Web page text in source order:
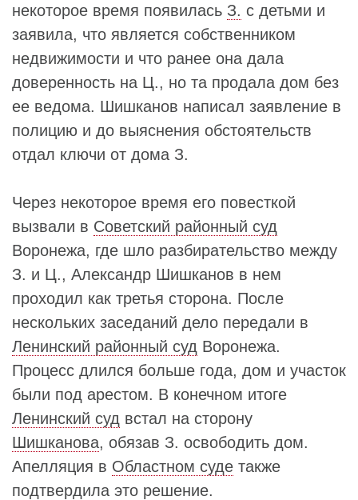
некоторое время появилась З. с детьми и
заявила, что является собственником
недвижимости и что ранее она дала
доверенность на Ц., но та продала дом без
ее ведома. Шишканов написал заявление в
полицию и до выяснения обстоятельств
отдал ключи от дома З.
Через некоторое время его повесткой
вызвали в Советский районный суд
Воронежа, где шло разбирательство между
З. и Ц., Александр Шишканов в нем
проходил как третья сторона. После
нескольких заседаний дело передали в
Ленинский районный суд Воронежа.
Процесс длился больше года, дом и участок
были под арестом. В конечном итоге
Ленинский суд встал на сторону
Шишканова, обязав З. освободить дом.
Апелляция в Областном суде также
подтвердила это решение.